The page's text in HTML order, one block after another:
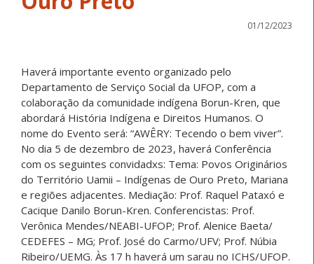
01/12/2023
Haverá importante evento organizado pelo
Departamento de Serviço Social da UFOP, com a
colaboração da comunidade indígena Borun-Kren, que
abordará História Indígena e Direitos Humanos. O
nome do Evento será: “AWÊRY: Tecendo o bem viver”.
No dia 5 de dezembro de 2023, haverá Conferência
com os seguintes convidadxs: Tema: Povos Originários
do Território Uamii – Indígenas de Ouro Preto, Mariana
e regiões adjacentes. Mediação: Prof. Raquel Pataxó e
Cacique Danilo Borun-Kren. Conferencistas: Prof.
Verônica Mendes/NEABI-UFOP; Prof. Alenice Baeta/
CEDEFES – MG; Prof. José do Carmo/UFV; Prof. Núbia
Ribeiro/UEMG. Às 17 h haverá um sarau no ICHS/UFOP.